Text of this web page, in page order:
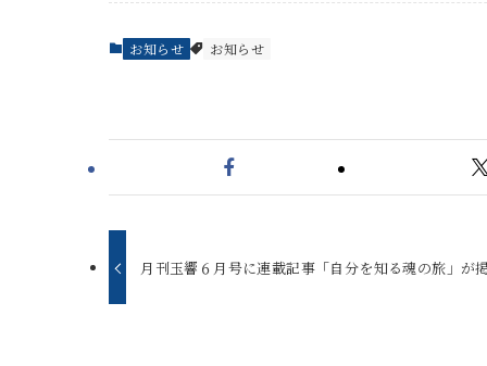
お知らせ お知らせ
月刊玉響６月号に連載記事「自分を知る魂の旅」が